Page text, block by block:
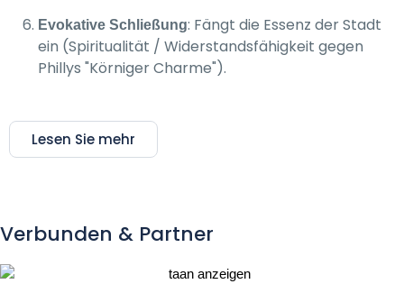
Evokative Schließung: Fängt die Essenz der Stadt
ein (Spiritualität / Widerstandsfähigkeit gegen
Phillys "Körniger Charme").
Lesen Sie mehr
Verbunden & Partner